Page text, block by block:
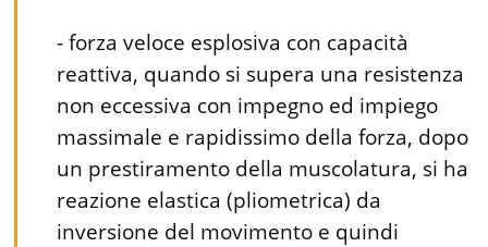
- forza veloce esplosiva con capacità
reattiva, quando si supera una resistenza
non eccessiva con impegno ed impiego
massimale e rapidissimo della forza, dopo
un prestiramento della muscolatura, si ha
reazione elastica (pliometrica) da
inversione del movimento e quindi